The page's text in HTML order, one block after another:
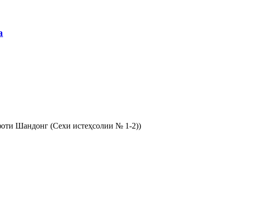
Шандонг (Сехи истеҳсолии № 1-2))